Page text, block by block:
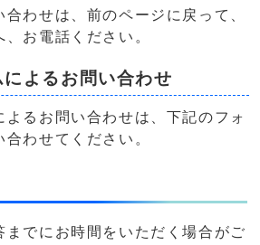
わせは、前のページに戻って、
お電話ください。
よるお問い合わせ
よるお問い合わせは、下記のフォ
わせてください。
までにお時間をいただく場合がご